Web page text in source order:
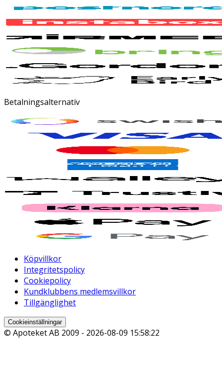
Betalningsalternativ
Köpvillkor
Integritetspolicy
Cookiepolicy
Kundklubbens medlemsvillkor
Tillgänglighet
Cookieinställningar
© Apoteket AB 2009 - 2026-08-09 15:58:22